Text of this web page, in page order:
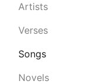
Artists
Verses
Songs
Novels